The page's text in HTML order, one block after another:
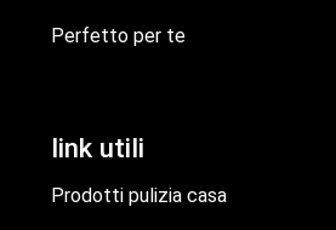
Perfetto per te
link utili
Prodotti pulizia casa